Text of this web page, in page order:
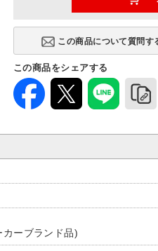
この商品をシェアする
ーブランド品)